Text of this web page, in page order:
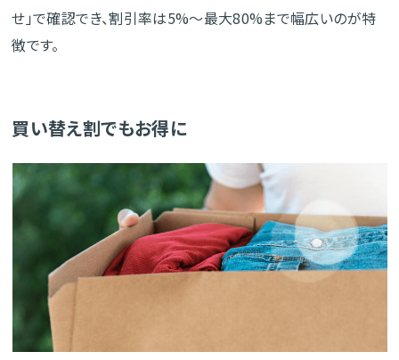
せ」で確認でき、割引率は5%〜最大80%まで幅広いのが特
徴です。
買い替え割でもお得に